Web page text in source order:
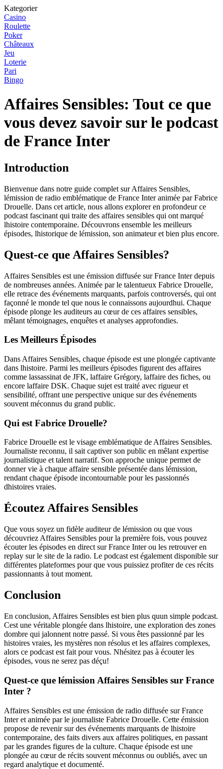
Kategorier
Casino
Roulette
Poker
Châteaux
Jeu
Loterie
Pari
Bingo
Affaires Sensibles: Tout ce que
vous devez savoir sur le podcast
de France Inter
Introduction
Bienvenue dans notre guide complet sur Affaires Sensibles,
lémission de radio emblématique de France Inter animée par Fabrice
Drouelle. Dans cet article, nous allons explorer en profondeur ce
podcast fascinant qui traite des affaires sensibles qui ont marqué
lhistoire contemporaine. Découvrons ensemble les meilleurs
épisodes, lhistorique de lémission, son animateur et bien plus encore.
Quest-ce que Affaires Sensibles?
Affaires Sensibles est une émission diffusée sur France Inter depuis
de nombreuses années. Animée par le talentueux Fabrice Drouelle,
elle retrace des événements marquants, parfois controversés, qui ont
façonné le monde tel que nous le connaissons aujourdhui. Chaque
épisode plonge les auditeurs au cœur de ces affaires sensibles,
mêlant témoignages, enquêtes et analyses approfondies.
Les Meilleurs Épisodes
Dans Affaires Sensibles, chaque épisode est une plongée captivante
dans lhistoire. Parmi les meilleurs épisodes figurent des affaires
comme lassassinat de JFK, laffaire Grégory, laffaire des fiches, ou
encore laffaire DSK. Chaque sujet est traité avec rigueur et
sensibilité, offrant une perspective unique sur des événements
souvent méconnus du grand public.
Qui est Fabrice Drouelle?
Fabrice Drouelle est le visage emblématique de Affaires Sensibles.
Journaliste reconnu, il sait captiver son public en mêlant expertise
journalistique et talent narratif. Son approche unique permet de
donner vie à chaque affaire sensible présentée dans lémission,
rendant chaque épisode incontournable pour les passionnés
dhistoires vraies.
Écoutez Affaires Sensibles
Que vous soyez un fidèle auditeur de lémission ou que vous
découvriez Affaires Sensibles pour la première fois, vous pouvez
écouter les épisodes en direct sur France Inter ou les retrouver en
replay sur le site de la radio. Le podcast est également disponible sur
différentes plateformes pour que vous puissiez profiter de ces récits
passionnants à tout moment.
Conclusion
En conclusion, Affaires Sensibles est bien plus quun simple podcast.
Cest une véritable plongée dans lhistoire, une exploration des zones
dombre qui jalonnent notre passé. Si vous êtes passionné par les
histoires vraies, les mystères non résolus et les affaires complexes,
alors ce podcast est fait pour vous. Nhésitez pas à écouter les
épisodes, vous ne serez pas déçu!
Quest-ce que lémission Affaires Sensibles sur France
Inter ?
Affaires Sensibles est une émission de radio diffusée sur France
Inter et animée par le journaliste Fabrice Drouelle. Cette émission
propose de revenir sur des événements marquants de lhistoire
contemporaine, des faits divers aux affaires politiques, en passant
par les grandes figures de la culture. Chaque épisode est une
plongée au cœur de récits souvent méconnus ou oubliés, avec un
regard analytique et documenté.